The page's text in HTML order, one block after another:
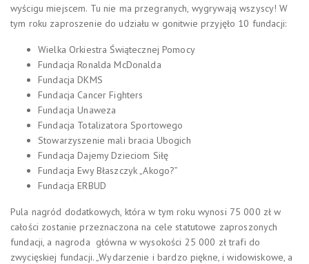
wyścigu miejscem. Tu nie ma przegranych, wygrywają wszyscy! W
tym roku zaproszenie do udziału w gonitwie przyjęło 10 fundacji:
Wielka Orkiestra Świątecznej Pomocy
Fundacja Ronalda McDonalda
Fundacja DKMS
Fundacja Cancer Fighters
Fundacja Unaweza
Fundacja Totalizatora Sportowego
Stowarzyszenie mali bracia Ubogich
Fundacja Dajemy Dzieciom Siłę
Fundacja Ewy Błaszczyk „Akogo?”
Fundacja ERBUD
Pula nagród dodatkowych, która w tym roku wynosi 75 000 zł w
całości zostanie przeznaczona na cele statutowe zaproszonych
fundacji, a nagroda główna w wysokości 25 000 zł trafi do
zwycięskiej fundacji. „Wydarzenie i bardzo piękne, i widowiskowe, a